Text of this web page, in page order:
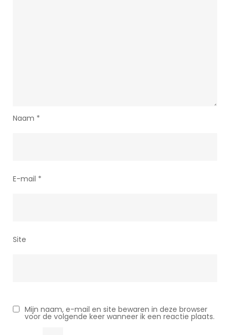
Naam *
E-mail *
Site
Mijn naam, e-mail en site bewaren in deze browser
voor de volgende keer wanneer ik een reactie plaats.